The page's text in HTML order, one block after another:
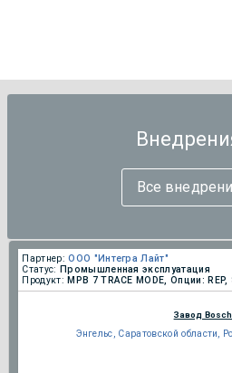
Все
Партнер: ООО "Интегра Лайт"
Статус: Промышленная эксплуатация
Продукт: МРВ 7 TRACE MODE, Опции: REP,
Завод Bosch
Энгельс, Саратовской области,